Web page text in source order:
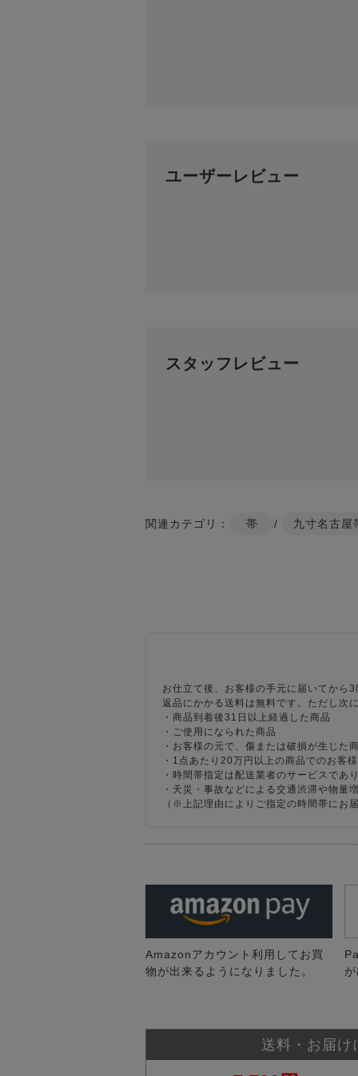
ユーザーレビュー
スタッフレビュー
関連カテゴリ： 帯 / 九寸名古屋
お仕立て後、お客様の手元に届いてから
返品にかかる送料は無料です。ただし次
・商品到着後31日以上経過した商品
・ご使用になられた商品
・お客様の元で、傷または破損が生じた
・1点あたり20万円以上の商品でのお客
・時間帯指定は配送業者のサービスで
・天災・事故などによる交通渋滞や物
（※上記理由によりご指定の時間帯にお
Amazonアカウント利用してお買
物が出来るようになりました。
送料・お届け